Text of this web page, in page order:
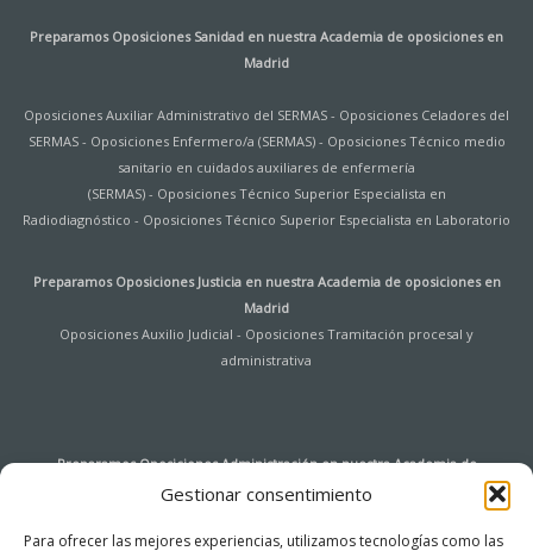
Gestionar consentimiento
Para ofrecer las mejores experiencias, utilizamos tecnologías como las
Preparamos Oposiciones Sanidad en nuestra Academia de oposiciones en
Madrid
Oposiciones Auxiliar Administrativo del SERMAS - Oposiciones Celadores del
SERMAS- Oposiciones Enfermero/a (SERMAS)- Oposiciones Técnico medio
sanitario en cuidados auxiliares de enfermería
(SERMAS)- Oposiciones Técnico Superior Especialista en
Radiodiagnóstico - Oposiciones Técnico Superior Especialista en Laboratorio
Preparamos Oposiciones Justicia en nuestra Academia de oposiciones en
Madrid
Oposiciones Auxilio Judicial - Oposiciones Tramitación procesal y
administrativa
Preparamos Oposiciones Administración en nuestraAcademia de
oposiciones en Madrid
Oposiciones Auxiliar de Archivo y Bibliotecas Universidad de Alcalá de
Henares -Oposiciones Agentes de Hacienda Pública-Oposiciones